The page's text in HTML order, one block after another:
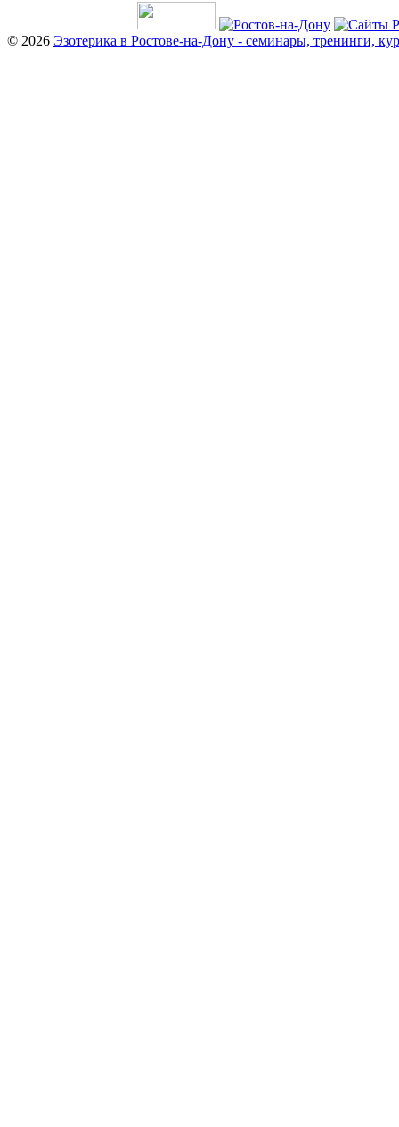
© 2026 Эзотерика в Ростове-на-Дону - семинары, тренинги,